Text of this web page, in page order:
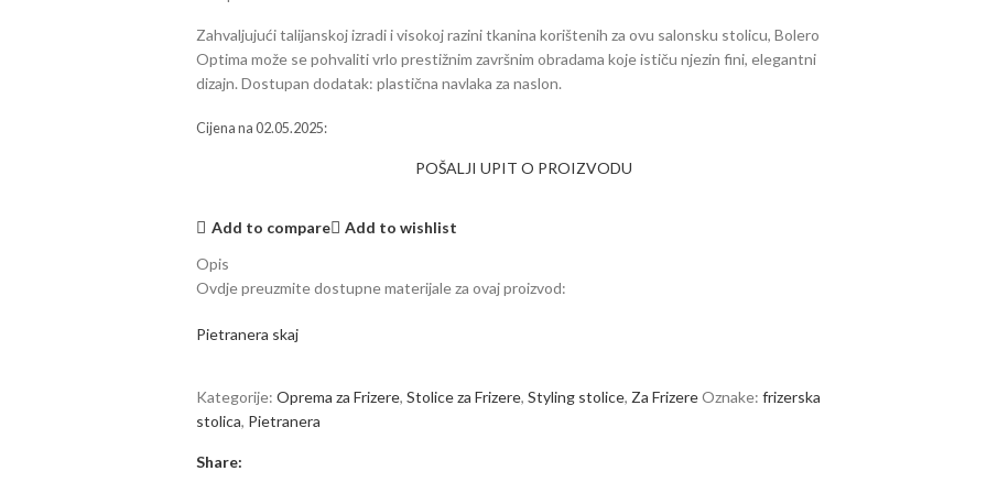
Zahvaljujući talijanskoj izradi i visokoj razini tkanina korištenih za ovu salonsku stolicu, Bolero
Optima može se pohvaliti vrlo prestižnim završnim obradama koje ističu njezin fini, elegantni
dizajn. Dostupan dodatak: plastična navlaka za naslon.
Cijena na 02.05.2025:
POŠALJI UPIT O PROIZVODU
Add to compare
Add to wishlist
Opis
Ovdje preuzmite dostupne materijale za ovaj proizvod:
Pietranera skaj
Kategorije: Oprema za Frizere, Stolice za Frizere, Styling stolice, Za FrizereOznake: frizerska
stolica, Pietranera
Share: